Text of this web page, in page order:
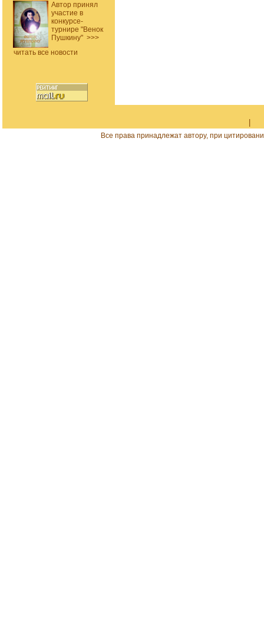
Автор принял
участие в
конкурсе-
турнире "Венок
Пушкину" >>>
читать все новости
Все права принадлежат автору, при